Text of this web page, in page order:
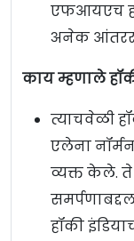
एफआयएच
अनेक
काय म्हणाले
त्याचवेळी
एलेना
व्यक्त केले.
हॉकी